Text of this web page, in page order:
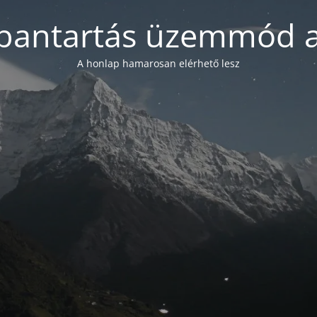
üzemmód
A honlap hamarosan elérhető lesz